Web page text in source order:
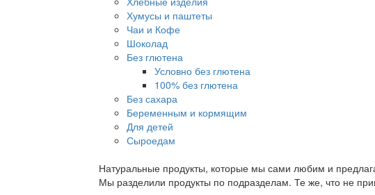
Хумусы и паштеты
Чаи и Кофе
Шоколад
Без глютена
Условно без глютена
100% без глютена
Без сахара
Беременным и кормящим
Для детей
Сыроедам
Натуральные продукты, которые мы сами любим и
Мы разделили продукты по подразделам. Те же, что не